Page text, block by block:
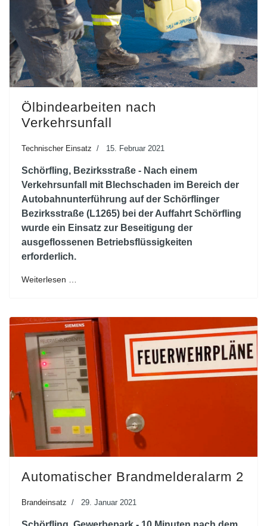
Ölbindearbeiten nach
Verkehrsunfall
Technischer Einsatz 15. Februar 2021
Schörfling, Bezirksstraße - Nach einem
Verkehrsunfall mit Blechschaden im Bereich der
Autobahnunterführung auf der Schörflinger
Bezirksstraße (L1265) bei der Auffahrt Schörfling
wurde ein Einsatz zur Beseitigung der
ausgeflossenen Betriebsflüssigkeiten
erforderlich.
Weiterlesen …
Automatischer Brandmelderalarm 2
Brandeinsatz 29. Januar 2021